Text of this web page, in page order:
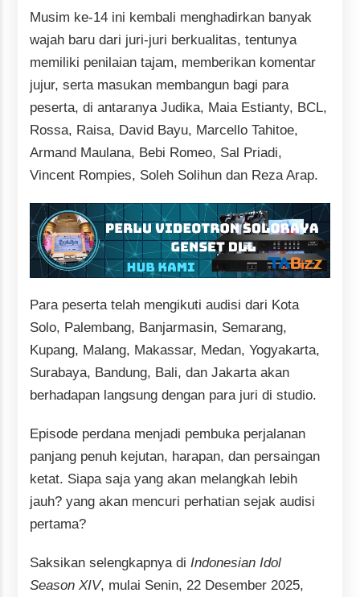
Musim ke-14 ini kembali menghadirkan banyak
wajah baru dari juri-juri berkualitas, tentunya
memiliki penilaian tajam, memberikan komentar
jujur, serta masukan membangun bagi para
peserta, di antaranya Judika, Maia Estianty, BCL,
Rossa, Raisa, David Bayu, Marcello Tahitoe,
Armand Maulana, Bebi Romeo, Sal Priadi,
Vincent Rompies, Soleh Solihun dan Reza Arap.
Para peserta telah mengikuti audisi dari Kota
Solo, Palembang, Banjarmasin, Semarang,
Kupang, Malang, Makassar, Medan, Yogyakarta,
Surabaya, Bandung, Bali, dan Jakarta akan
berhadapan langsung dengan para juri di studio.
Episode perdana menjadi pembuka perjalanan
panjang penuh kejutan, harapan, dan persaingan
ketat. Siapa saja yang akan melangkah lebih
jauh? yang akan mencuri perhatian sejak audisi
pertama?
Saksikan selengkapnya diIndonesian Idol
Season XIV, mulai Senin, 22 Desember 2025,